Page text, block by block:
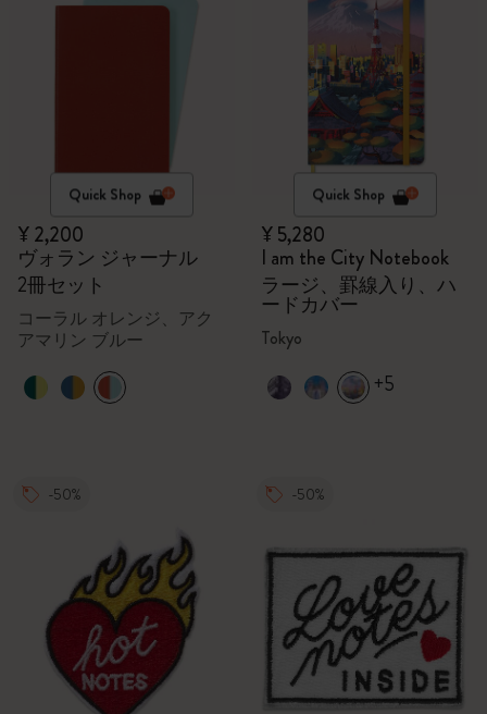
Quick Shop
¥ 2,200
ヴォラン ジャーナル
2冊セット
コーラル オレンジ、アク
アマリン ブルー
Quick Shop
¥ 5,280
I am the City Notebook
ラージ、罫線入り、ハ
ードカバー
Tokyo
+5
-50% -50%